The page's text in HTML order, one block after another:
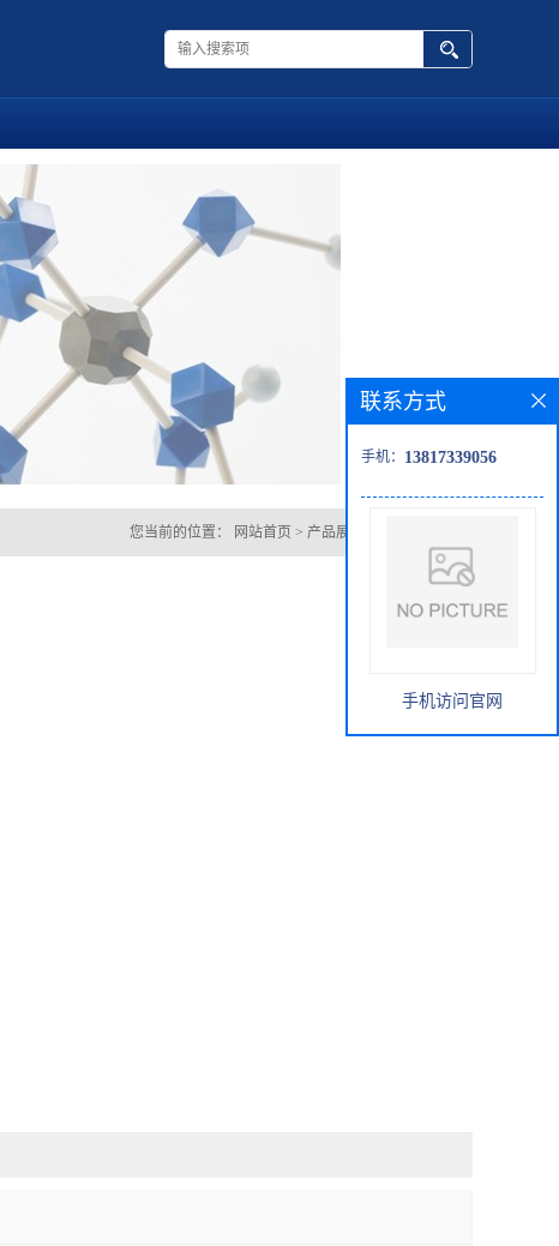
您当前的位置： 网站首页 > 产品展厅
联系方式
手机： 13817339056
手机访问官网